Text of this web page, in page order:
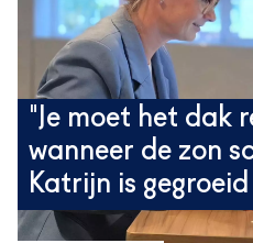
"Je moet het dak
wanneer de zon
Katrijn is gegroeid